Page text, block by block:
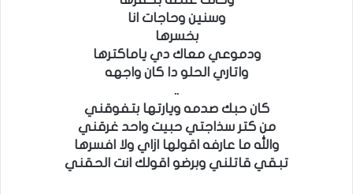
وسنين وحاجات انا
بخسرها
ودموعي معاك دي ياماكترها
واتاري الحلو دا كان واجهه
..
كان حبك صدمه ويارتها بتفوقني
من كتر سذاجتي حبيت واحد غرقني
والله ما عارفه اقولها ازاي ولا افسرها
تبقي قاتلني وبرضو اقولك انت الحقني